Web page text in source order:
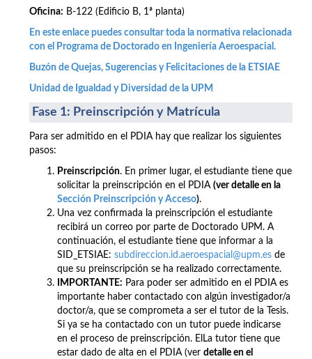
Oficina: B-122 (Edificio B, 1ª planta)
En este enlace puedes consultar toda la normativa relacionada
con el Programa de Doctorado en Ingeniería Aeroespacial.
Buzón de Quejas, Sugerencias y Felicitaciones de la ETSIAE
Unidad de Igualdad y Diversidad de la UPM
Fase 1: Preinscripción y Matrícula
Para ser admitido en el PDIA hay que realizar los siguientes
pasos:
Preinscripción. En primer lugar, el estudiante tiene que
solicitar la preinscripción en el PDIA (ver detalle en la
Sección Preinscripción y Acceso).
Una vez confirmada la preinscripción el estudiante
recibirá un correo por parte de Doctorado UPM. A
continuación, el estudiante tiene que informar a la
SID_ETSIAE: subdireccion.id.aeroespacial@upm.es de
que su preinscripción se ha realizado correctamente.
IMPORTANTE: Para poder ser admitido en el PDIA es
importante haber contactado con algún investigador/a
doctor/a, que se comprometa a ser el tutor de la Tesis.
Si ya se ha contactado con un tutor puede indicarse
en el proceso de preinscripción. ElLa tutor tiene que
estar dado de alta en el PDIA (ver detalle en el